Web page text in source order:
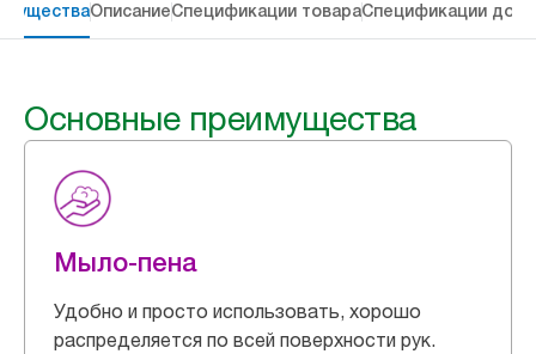
ОписаниеСпецификации товараСпецификации
Основные преимущества
Мыло-пена
Удобно и просто использовать, хорошо
распределяется по всей поверхности рук.